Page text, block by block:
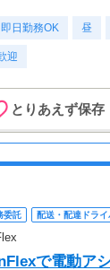
即日勤務OK 昼
迎
とりあえず保存
委託 配送・配達ドライ
で電動ア